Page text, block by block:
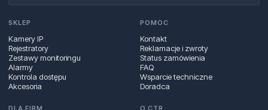
SKLEP
Kamery IP
Rejestratory
Zestawy monitoringu
Alarmy
Kontrola dostępu
Akcesoria
POMOC
Kontakt
Reklamacje i zwroty
Status zamówienia
FAQ
Wsparcie techniczne
Doradca
DLA FIRM O CTR